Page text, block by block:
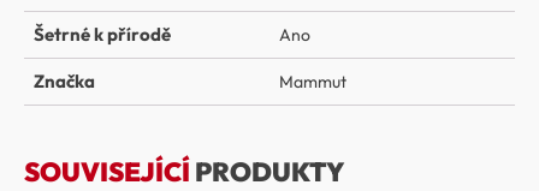
Šetrné k přírodě Ano
Značka Mammut
SOUVISEJÍCÍ PRODUKTY